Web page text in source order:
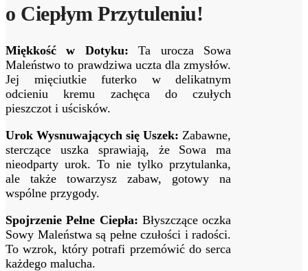
o Ciepłym Przytuleniu!
Miękkość w Dotyku: Ta urocza Sowa
Maleństwo to prawdziwa uczta dla zmysłów.
Jej mięciutkie futerko w delikatnym
odcieniu kremu zachęca do czułych
pieszczot i uścisków.
Urok Wysnuwających się Uszek: Zabawne,
sterczące uszka sprawiają, że Sowa ma
nieodparty urok. To nie tylko przytulanka,
ale także towarzysz zabaw, gotowy na
wspólne przygody.
Spojrzenie Pełne Ciepła: Błyszczące oczka
Sowy Maleństwa są pełne czułości i radości.
To wzrok, który potrafi przemówić do serca
każdego malucha.